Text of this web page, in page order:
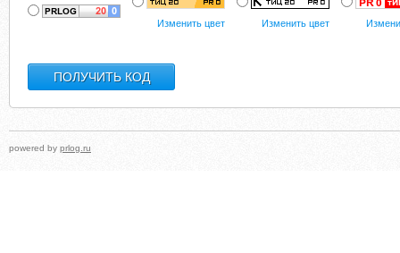
Изменить цвет Изменить цвет
powered by prlog.ru